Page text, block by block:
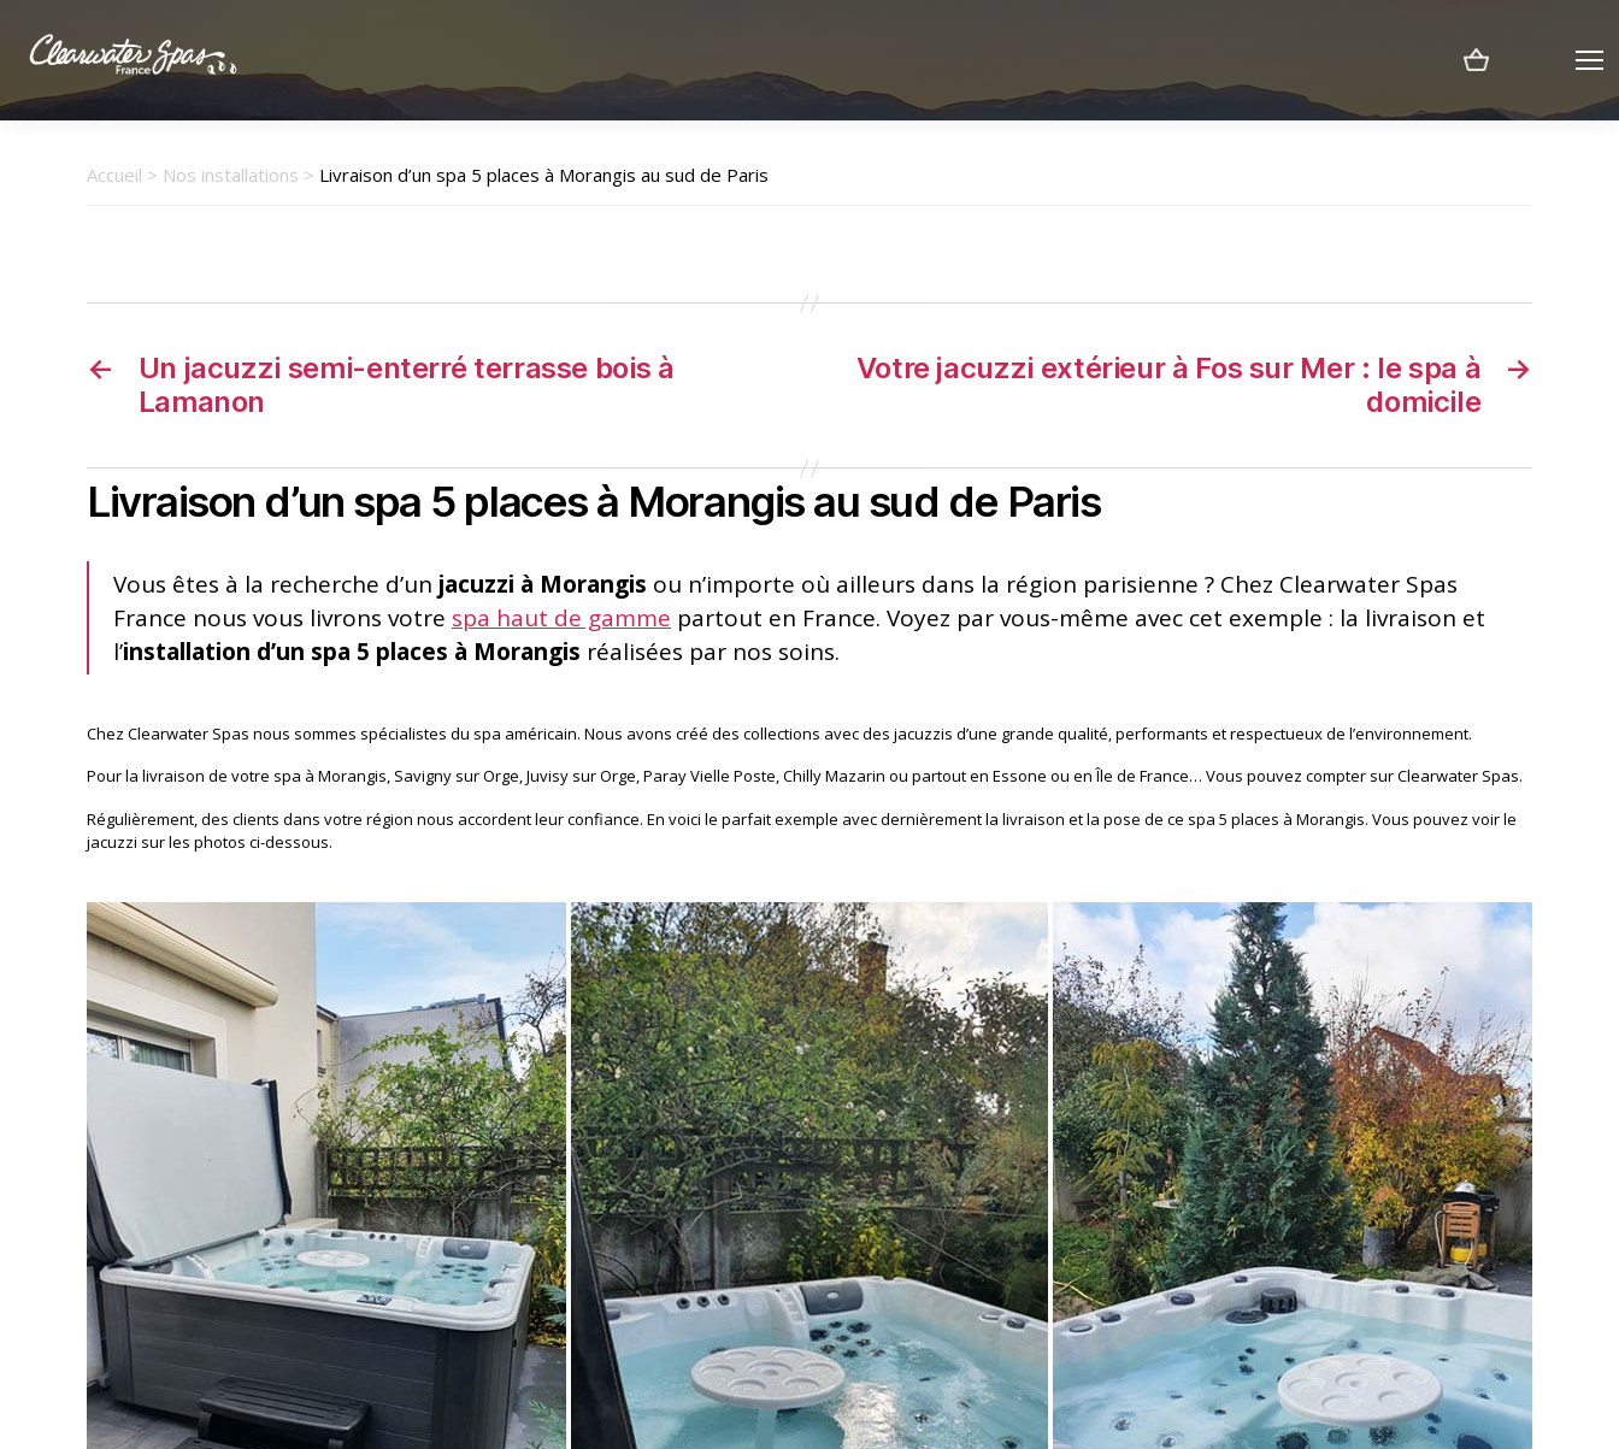
Clearwater
Spas
Accueil > Nos installations > Livraison d’un spa 5 places à Morangis au sud de Paris
←
Un jacuzzi semi-enterré terrasse bois à
Lamanon
→
Votre jacuzzi extérieur à Fos sur Mer : le spa à
domicile
Livraison d’un spa 5 places à Morangis au sud de Paris
Vous êtes à la recherche d’un jacuzzi à Morangis ou n’importe où ailleurs dans la région parisienne ? Chez Clearwater Spas
France nous vous livrons votre spa haut de gamme partout en France. Voyez par vous-même avec cet exemple : la livraison et
l’installation d’un spa 5 places à Morangis réalisées par nos soins.
Chez Clearwater Spas nous sommes spécialistes du spa américain. Nous avons créé des collections avec des jacuzzis d’une grande qualité, performants et respectueux de l’environnement.
Pour la livraison de votre spa à Morangis, Savigny sur Orge, Juvisy sur Orge, Paray Vielle Poste, Chilly Mazarin ou partout en Essone ou en Île de France… Vous pouvez compter sur Clearwater Spas.
Régulièrement, des clients dans votre région nous accordent leur confiance. En voici le parfait exemple avec dernièrement la livraison et la pose de ce spa 5 places à Morangis. Vous pouvez voir le
jacuzzi sur les photos ci-dessous.